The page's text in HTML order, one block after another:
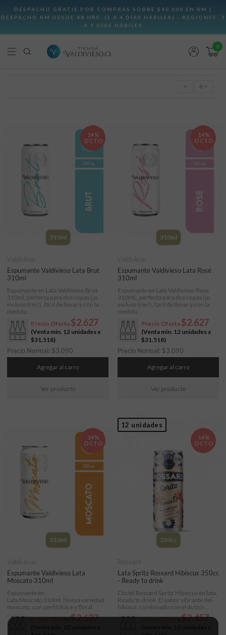
0
6
14%
DCTO
310ml
Espumante Valdivieso Lata Brut
310ml
(Venta min. 12 unidades x
$31.518)
Precio Oferta $2.627
Precio Normal: $3.090
Valdivieso
Espumante en Lata Valdivieso Brut
310ml, perfecta para dos copas (¡o
incluso tres!), fácil de llevar y con la
medida...
Agregar al carro
Ver producto
14%
DCTO
310ml
Espumante Valdivieso Lata Rosé
310ml
(Venta min. 12 unidades x
$31.518)
Precio Oferta $2.627
Precio Normal: $3.090
Valdivieso
Espumante en Lata Valdivieso Rose
310ML, perfecta para dos copas (¡o
incluso tres!), fácil de llevar y con la
medida...
Agregar al carro
Ver producto
14%
DCTO
310ml
Espumante Valdivieso Lata
Moscato 310ml
Precio Oferta$2.627
Valdivieso
Espumante en
Lata Moscato 310ml. Nueva variedad
moscato, con perfil dulce y floral.
12 unidades
14%
DCTO
350cc
Lata Spritz Rossard Hibiscus 350cc
- Ready to drink
Precio Oferta$2.457
Rossard
Cóctel Rossard Spritz Hibiscus en lata,
Ready to drink. El sabor vibrante del
hibisco, combinado con el dulzor...